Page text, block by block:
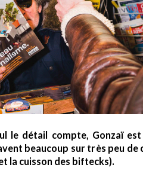
le détail compte, Gonzaï
beaucoup sur très peu de
la cuisson des biftecks).